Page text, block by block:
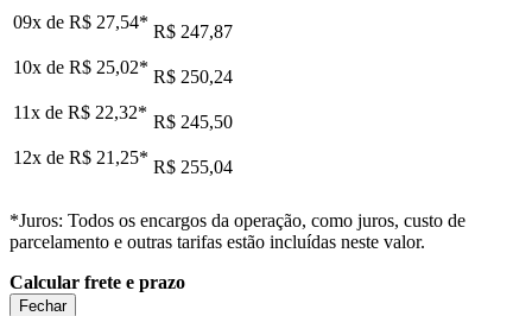
09x de R$ 27,54* R$ 247,87
10x de R$ 25,02* R$ 250,24
11x de R$ 22,32* R$ 245,50
12x de R$ 21,25* R$ 255,04
*Juros: Todos os encargos da operação, como juros, custo de
parcelamento e outras tarifas estão incluídas neste valor.
Calcular frete e prazo
Fechar